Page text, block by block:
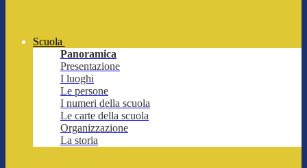
Scuola
Panoramica
Presentazione
I luoghi
Le persone
I numeri della scuola
Le carte della scuola
Organizzazione
La storia